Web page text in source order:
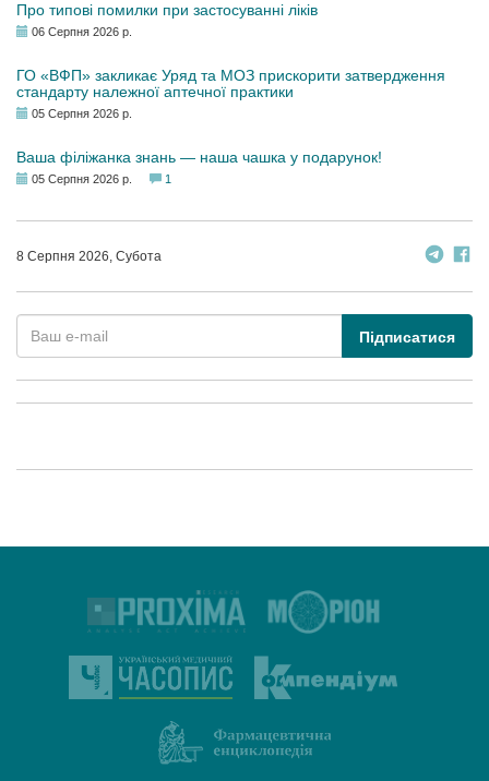
Про типові помилки при застосуванні ліків
06 Серпня 2026 р.
ГО «ВФП» закликає Уряд та МОЗ прискорити затвердження
стандарту належної аптечної практики
05 Серпня 2026 р.
Ваша філіжанка знань — наша чашка у подарунок!
05 Серпня 2026 р. 1
8 Серпня 2026, Субота
Підписатися